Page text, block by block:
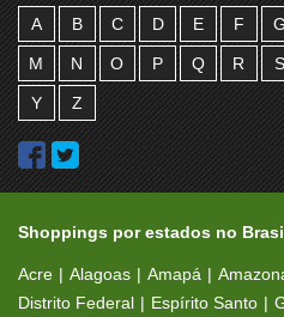
COCA COLA CLOTHING
COLCCI
CONTÉM 1G
CORBELUXE
CORREIOS
COURO E CIA
CRAWFORD
CROASONHO
A B C D E F G
M N O P Q R S
Y Z
Shoppings por estados no
Acre Alagoas Amapá
Distrito Federal
Espírito Santo